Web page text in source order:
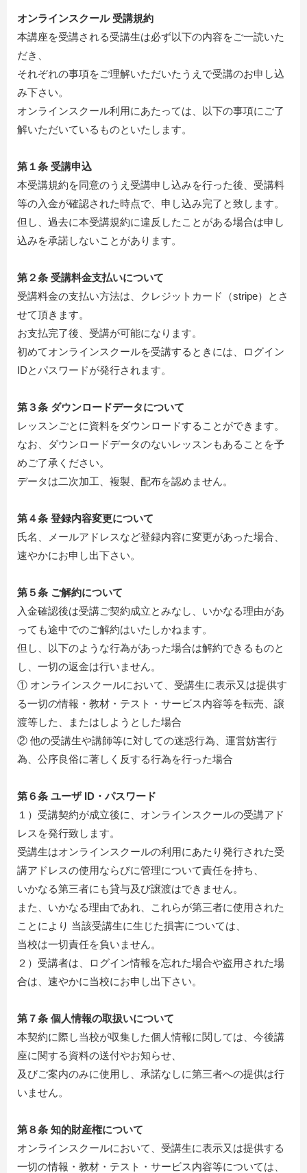
オンラインスクール 受講規約
本講座を受講される受講生は必ず以下の内容をご一読いた
だき、
それぞれの事項をご理解いただいたうえで受講のお申し込
み下さい。
オンラインスクール利用にあたっては、以下の事項にご了
解いただいているものといたします。
第１条 受講申込
本受講規約を同意のうえ受講申し込みを行った後、受講料
等の入金が確認された時点で、申し込み完了と致します。
但し、過去に本受講規約に違反したことがある場合は申し
込みを承諾しないことがあります。
第２条 受講料金支払いについて
受講料金の支払い方法は、クレジットカード（stripe）とさ
せて頂きます。
お支払完了後、受講が可能になります。
初めてオンラインスクールを受講するときには、ログイン
IDとパスワードが発行されます。
第３条 ダウンロードデータについて
レッスンごとに資料をダウンロードすることができます。
なお、ダウンロードデータのないレッスンもあることを予
めご了承ください。
データは二次加工、複製、配布を認めません。
第４条 登録内容変更について
氏名、メールアドレスなど登録内容に変更があった場合、
速やかにお申し出下さい。
第５条 ご解約について
入金確認後は受講ご契約成立とみなし、いかなる理由があ
っても途中でのご解約はいたしかねます。
但し、以下のような行為があった場合は解約できるものと
し、一切の返金は行いません。
① オンラインスクールにおいて、受講生に表示又は提供す
る一切の情報・教材・テスト・サービス内容等を転売、譲
渡等した、またはしようとした場合
② 他の受講生や講師等に対しての迷惑行為、運営妨害行
為、公序良俗に著しく反する行為を行った場合
第６条 ユーザ ID・パスワード
１）受講契約が成立後に、オンラインスクールの受講アド
レスを発行致します。
受講生はオンラインスクールの利用にあたり発行された受
講アドレスの使用ならびに管理について責任を持ち、
いかなる第三者にも貸与及び譲渡はできません。
また、いかなる理由であれ、これらが第三者に使用された
ことにより 当該受講生に生じた損害については、
当校は一切責任を負いません。
２）受講者は、ログイン情報を忘れた場合や盗用された場
合は、速やかに当校にお申し出下さい。
第７条 個人情報の取扱いについて
本契約に際し当校が収集した個人情報に関しては、今後講
座に関する資料の送付やお知らせ、
及びご案内のみに使用し、承諾なしに第三者への提供は行
いません。
第８条 知的財産権について
オンラインスクールにおいて、受講生に表示又は提供する
一切の情報・教材・テスト・サービス内容等については、